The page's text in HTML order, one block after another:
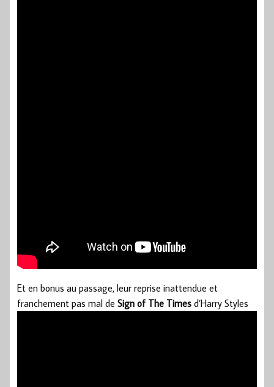
Et en bonus au passage, leur reprise inattendue et
franchement pas mal de Sign of The Times d’Harry Styles